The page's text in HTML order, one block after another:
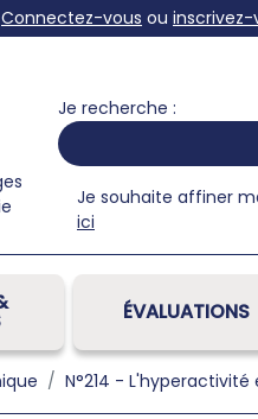
Connectez-vous ou inscrivez-
Je recherche :
Je souhaite affiner
ici
ÉVALUATIONS
N°214 -